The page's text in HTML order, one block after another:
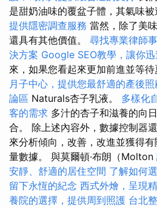
是甜奶油味的覆盆子體，其氣味被
提供隱密調查服務 當然，除了美
還具有其他價值。 尋找專業律師
決方案 Google SEO教學，讓你
來，如果您看起來更加前進並等
月子中心，提供您最舒適的產後照
論區 Naturals杏子乳液。 多樣化
客的需求 多汁的杏子和滋養的向
合。 除上述內容外，數據控制器
來分析傾向，改善，改進並獲得
量數據。 與莫爾頓·布朗（Molton
安靜、舒適的居住空間 了解如何
留下永恆的紀念 西式外燴，呈現
養院的選擇，提供周到照護 台北